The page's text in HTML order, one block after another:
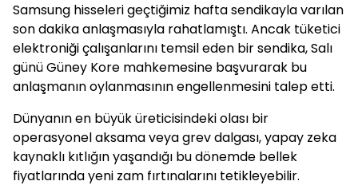
Samsung hisseleri geçtiğimiz hafta sendikayla varılan
son dakika anlaşmasıyla rahatlamıştı. Ancak tüketici
elektroniği çalışanlarını temsil eden bir sendika, Salı
günü Güney Kore mahkemesine başvurarak bu
anlaşmanın oylanmasının engellenmesini talep etti.
Dünyanın en büyük üreticisindeki olası bir
operasyonel aksama veya grev dalgası, yapay zeka
kaynaklı kıtlığın yaşandığı bu dönemde bellek
fiyatlarında yeni zam fırtınalarını tetikleyebilir.